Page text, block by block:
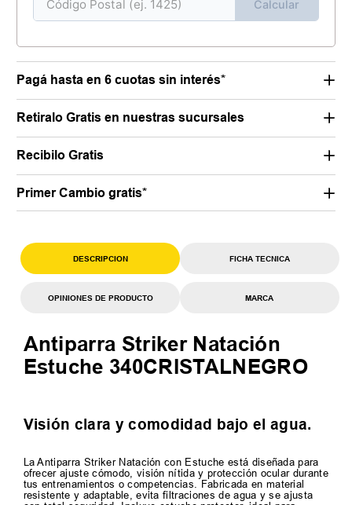
Calcular
Pagá hasta en 6 cuotas sin interés*
Retiralo Gratis en nuestras sucursales
Recibilo Gratis
Primer Cambio gratis*
DESCRIPCION FICHA TECNICA
OPINIONES DE PRODUCTO MARCA
Antiparra Striker Natación
Estuche 340CRISTALNEGRO
Visión clara y comodidad bajo el agua.
La Antiparra Striker Natación con Estuche está diseñada para
ofrecer ajuste cómodo, visión nítida y protección ocular durante
tus entrenamientos o competencias. Fabricada en material
resistente y adaptable, evita filtraciones de agua y se ajusta